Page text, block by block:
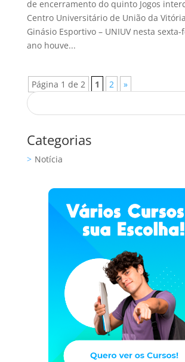
de encerramento do quinto Jogos
Centro Universitário de União da
Ginásio Esportivo – UNIUV nesta sexta-
ano houve...
Página 1 de 2 1 2 »
Categorias
Notícia